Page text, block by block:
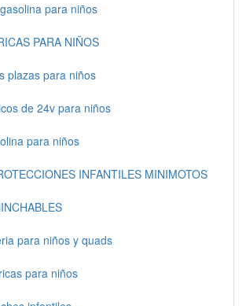
para niños
PARA NIÑOS
plazas para niños
de 24v para niños
para niños
INFANTILES MINIMOTOS
para niños y quads
para niños